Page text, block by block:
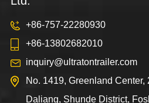
+86-757-22280930
+86-13802682010
inquiry@ultratontrailer.com
No. 1419, Greenland
Daliang, Shunde District,